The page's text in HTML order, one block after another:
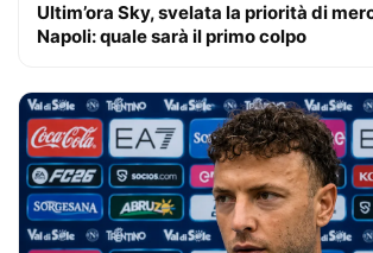
Ultim’ora Sky, svelata la priorità di
Napoli: quale sarà il primo colpo